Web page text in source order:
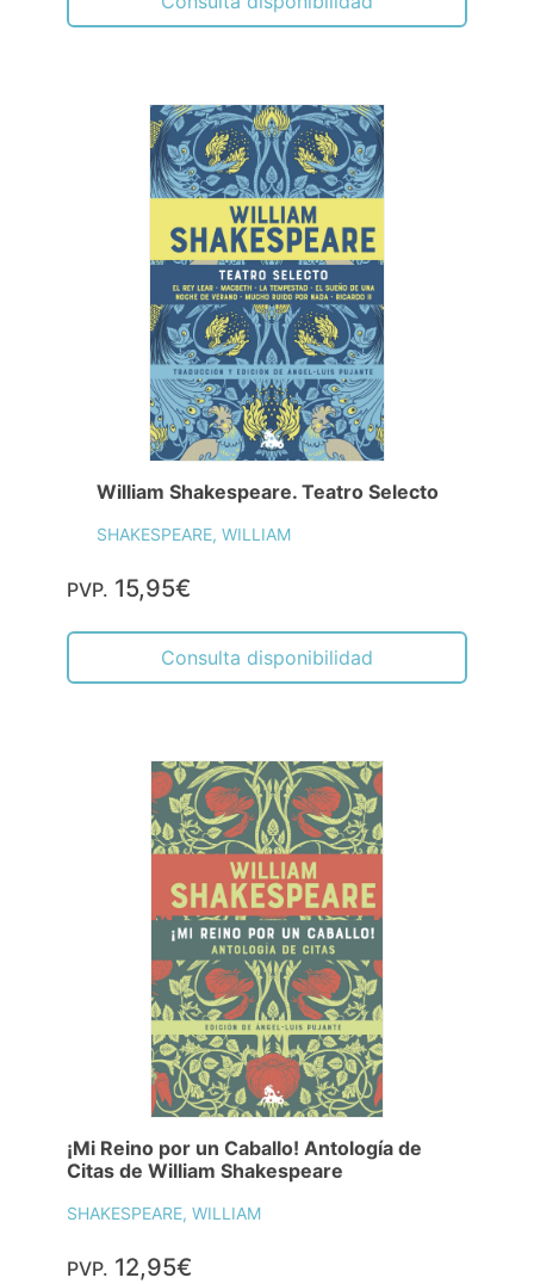
William Shakespeare. Teatro Selecto
SHAKESPEARE, WILLIAM
PVP. 15,95€
Consulta disponibilidad
¡Mi Reino por un Caballo! Antología de
Citas de William Shakespeare
SHAKESPEARE, WILLIAM
PVP. 12,95€